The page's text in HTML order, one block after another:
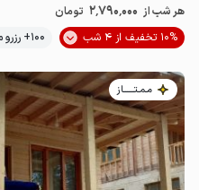
هر شب از 2٬790٬000 تومان
10% تخفیف از 4 شب
100+ رزرو موفق
مـمـتــــــاز